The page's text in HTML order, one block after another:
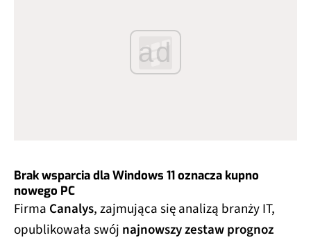
ad
Brak wsparcia dla Windows 11 oznacza kupno
nowego PC
Firma Canalys, zajmująca się analizą branży IT,
opublikowała swój najnowszy zestaw prognoz